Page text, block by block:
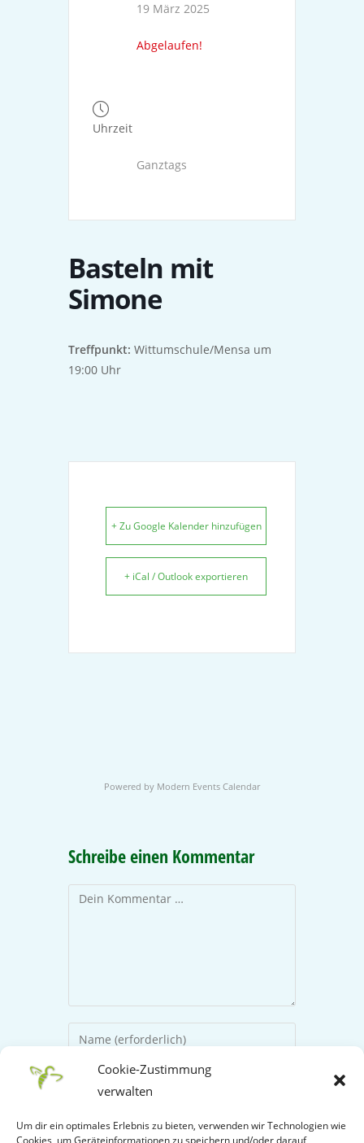
Cookie-Zustimmung
verwalten
Um dir ein optimales Erlebnis zu bieten, verwenden wir Technologien wie
Cookies, um Geräteinformationen zu speichern und/oder darauf
19 März 2025
Abgelaufen!
Uhrzeit
Ganztags
Basteln mit
Simone
Treffpunkt: Wittumschule/Mensa um
19:00 Uhr
+ Zu Google Kalender hinzufügen
+ iCal / Outlook exportieren
Powered by Modern Events Calendar
Schreibe einen Kommentar